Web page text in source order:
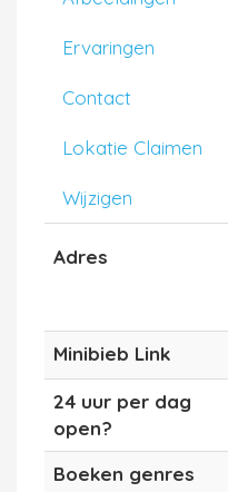
Ervaringen
Contact
Lokatie Claimen
Wijzigen
Adres
Minibieb Link
24 uur per dag
open?
Boeken genres